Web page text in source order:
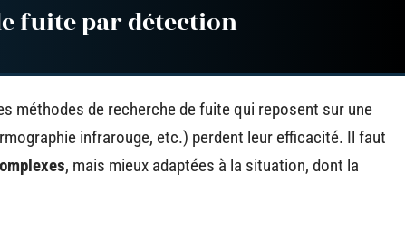
fuite par détection
méthodes de recherche de fuite qui reposent sur une
infrarouge, etc.) perdent leur efficacité. Il faut
, mais mieux adaptées à la situation, dont la